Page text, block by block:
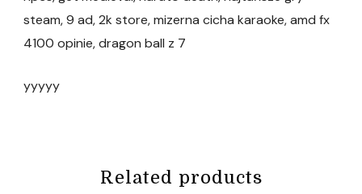
steam, 9 ad, 2k store, mizerna cicha karaoke, amd fx
4100 opinie, dragon ball z 7
yyyyy
Related products